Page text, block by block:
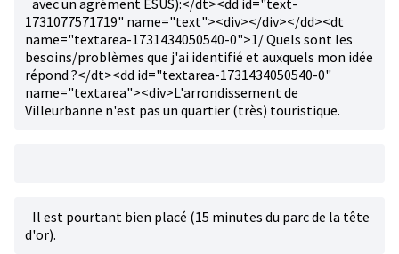
avec un agrément ESUS):</dt><dd id="text-
1731077571719" name="text"><div></div></dd><dt
name="textarea-1731434050540-0">1/ Quels sont les
besoins/problèmes que j'ai identifié et auxquels mon idée
répond ?</dt><dd id="textarea-1731434050540-0"
name="textarea"><div>L'arrondissement de
Villeurbanne n'est pas un quartier (très) touristique.
Il est pourtant bien placé (15 minutes du parc de la tête
d'or).